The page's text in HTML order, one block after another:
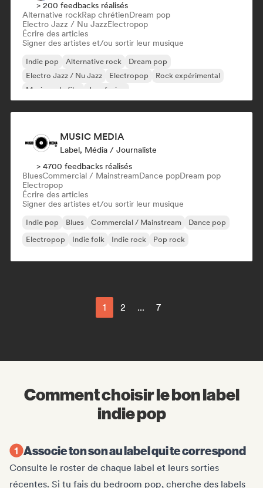
> 200 feedbacks réalisés
Alternative rockRap chrétienDream pop
Electro Jazz / Nu JazzElectropop
Écrire des articles
Signer des artistes et/ou sortir leur musique
Indie pop Alternative rock
Dream pop
Electro Jazz / Nu Jazz
Electropop
Rock expérimental
Musique de film
Jazz fusion
MUSIC MEDIA
Label, Média / Journaliste
> 4700 feedbacks réalisés
BluesCommercial / MainstreamDance popDream pop
Electropop
Écrire des articles
Signer des artistes et/ou sortir leur musique
Indie pop Blues Commercial / Mainstream
Dance pop
Electropop
Indie folk Indie rock Pop rock
1 2 ... 7
Comment choisir le bon label
indie pop
Associe ton son au label qui te correspond
Consulte le roster de chaque label et leurs sorties
récentes. Si tu fais du bedroom pop, cherche des labels